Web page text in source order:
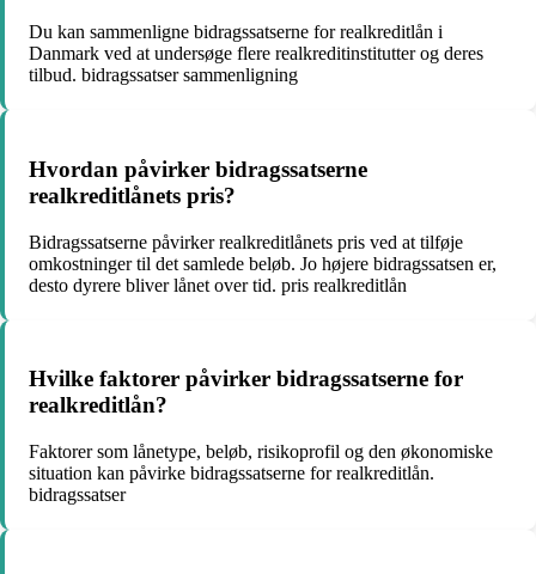
Du kan sammenligne bidragssatserne for realkreditlån i
Danmark ved at undersøge flere realkreditinstitutter og deres
tilbud. bidragssatser sammenligning
Hvordan påvirker bidragssatserne
realkreditlånets pris?
Bidragssatserne påvirker realkreditlånets pris ved at tilføje
omkostninger til det samlede beløb. Jo højere bidragssatsen er,
desto dyrere bliver lånet over tid. pris realkreditlån
Hvilke faktorer påvirker bidragssatserne for
realkreditlån?
Faktorer som lånetype, beløb, risikoprofil og den økonomiske
situation kan påvirke bidragssatserne for realkreditlån.
bidragssatser